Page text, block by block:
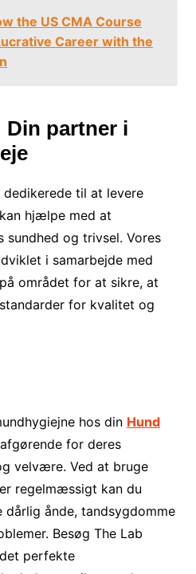
the US CMA Course
Career with the
Din partner i
dedikerede til at levere
hjælpe med at
og trivsel. Vores
i samarbejde med
området for at sikre, at
for kvalitet og
hos din Hund
for deres
velvære. Ved at bruge
regelmæssigt kan du
ånde, tandsygdomme
Besøg The Lab
perfekte